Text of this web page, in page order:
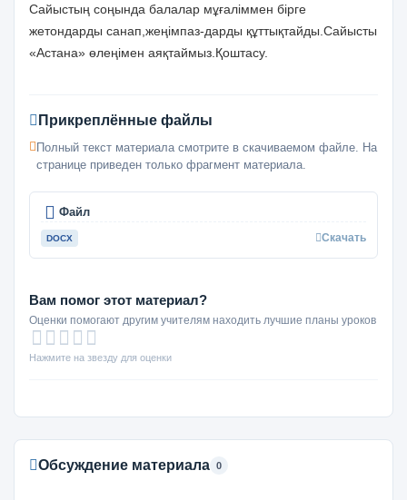
Сайыстың соңында балалар мұғаліммен бірге
жетондарды санап,жеңімпаз-дарды құттықтайды.Сайысты
«Астана» өлеңімен аяқтаймыз.Қоштасу.
Прикреплённые файлы
Полный текст материала смотрите в скачиваемом файле. На
странице приведен только фрагмент материала.
Файл
DOCX Скачать
Вам помог этот материал?
Оценки помогают другим учителям находить лучшие планы уроков
Нажмите на звезду для оценки
Обсуждение материала 0